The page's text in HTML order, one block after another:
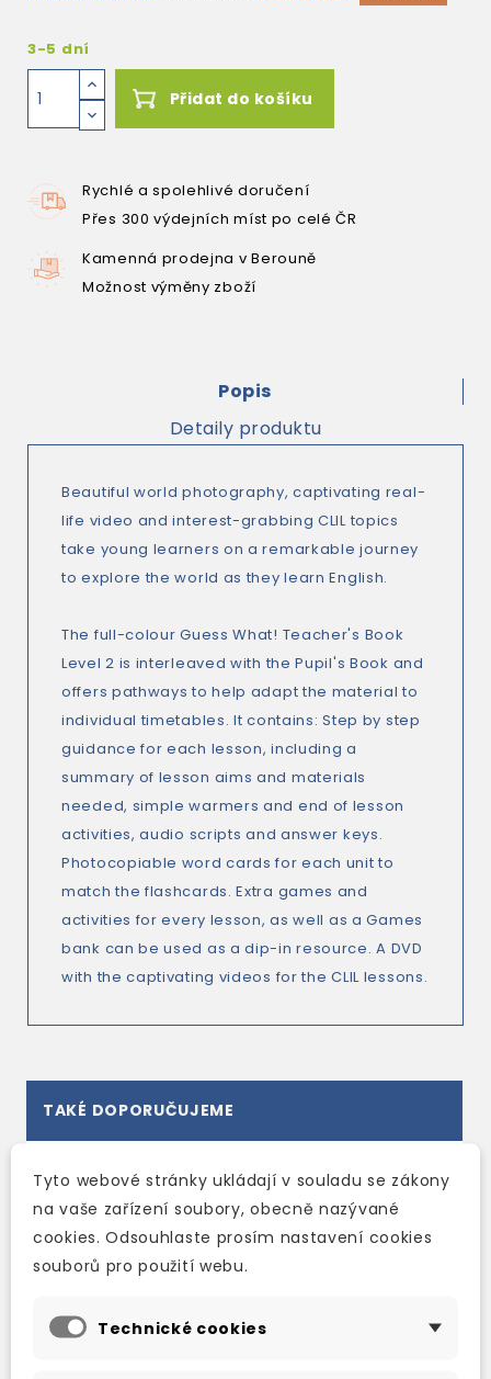
3-5 dní
Přidat do košíku
Rychlé a spolehlivé doručení
Přes 300 výdejních míst po celé ČR
Kamenná prodejna v Berouně
Možnost výměny zboží
Popis
Detaily produktu
Beautiful world photography, captivating real-
life video and interest-grabbing CLIL topics
take young learners on a remarkable journey
to explore the world as they learn English.
The full-colour Guess What! Teacher's Book
Level 2 is interleaved with the Pupil's Book and
offers pathways to help adapt the material to
individual timetables. It contains: Step by step
guidance for each lesson, including a
summary of lesson aims and materials
needed, simple warmers and end of lesson
activities, audio scripts and answer keys.
Photocopiable word cards for each unit to
match the flashcards. Extra games and
activities for every lesson, as well as a Games
bank can be used as a dip-in resource. A DVD
with the captivating videos for the CLIL lessons.
TAKÉ DOPORUČUJEME
Tyto webové stránky ukládají v souladu se zákony
na vaše zařízení soubory, obecně nazývané
cookies. Odsouhlaste prosím nastavení cookies
souborů pro použití webu.
Technické cookies